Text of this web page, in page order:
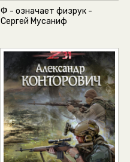
Ф - означает физрук -
Сергей Мусаниф